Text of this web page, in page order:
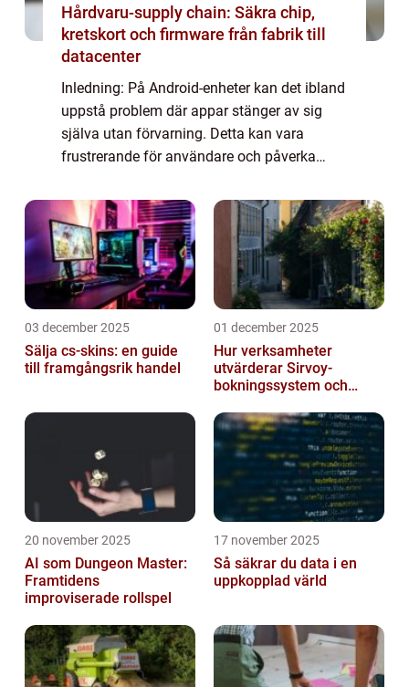
Hårdvaru-supply chain: Säkra chip,
kretskort och firmware från fabrik till
datacenter
Inledning: På Android-enheter kan det ibland
uppstå problem där appar stänger av sig
själva utan förvarning. Detta kan vara
frustrerande för användare och påverka
artikel kommer vi att ge en grundlig översikt
öve...
03 december 2025
Sälja cs-skins: en guide
till framgångsrik handel
01 december 2025
Hur verksamheter
utvärderar Sirvoy-
bokningssystem och
20 november 2025
AI som Dungeon Master:
Framtidens
improviserade rollspel
17 november 2025
Så säkrar du data i en
uppkopplad värld